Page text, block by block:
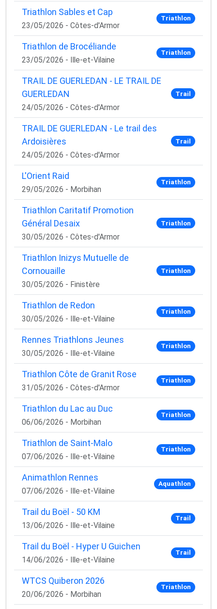
Triathlon Sables et Cap
23/05/2026 - Côtes-d'Armor
Triathlon
Triathlon de Brocéliande
23/05/2026 - Ille-et-Vilaine
Triathlon
TRAIL DE GUERLEDAN - LE TRAIL DE
GUERLEDAN
24/05/2026 - Côtes-d'Armor
Trail
TRAIL DE GUERLEDAN - Le trail des
Ardoisières
24/05/2026 - Côtes-d'Armor
Trail
L'Orient Raid
29/05/2026 - Morbihan
Triathlon
Triathlon Caritatif Promotion
Général Desaix
30/05/2026 - Côtes-d'Armor
Triathlon
Triathlon Inizys Mutuelle de
Cornouaille
30/05/2026 - Finistère
Triathlon
Triathlon de Redon
30/05/2026 - Ille-et-Vilaine
Triathlon
Rennes Triathlons Jeunes
30/05/2026 - Ille-et-Vilaine
Triathlon
Triathlon Côte de Granit Rose
31/05/2026 - Côtes-d'Armor
Triathlon
Triathlon du Lac au Duc
06/06/2026 - Morbihan
Triathlon
Triathlon de Saint-Malo
07/06/2026 - Ille-et-Vilaine
Triathlon
Animathlon Rennes
07/06/2026 - Ille-et-Vilaine
Aquathlon
Trail du Boël - 50 KM
13/06/2026 - Ille-et-Vilaine
Trail
Trail du Boël - Hyper U Guichen
14/06/2026 - Ille-et-Vilaine
Trail
WTCS Quiberon 2026
20/06/2026 - Morbihan
Triathlon